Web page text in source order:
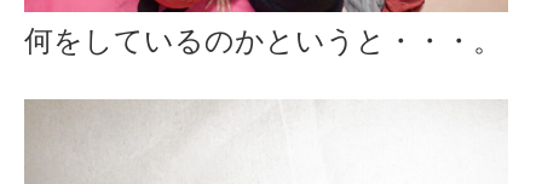
何をしているのかというと・・・。